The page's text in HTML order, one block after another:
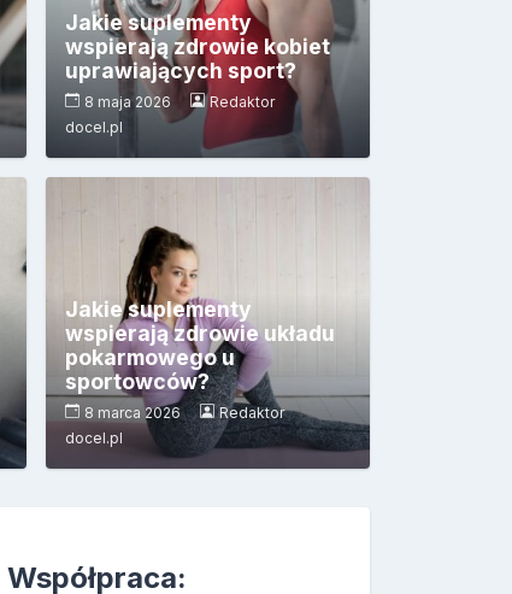
Jakie suplementy
wspierają zdrowie kobiet
uprawiających sport?
8 maja 2026
Redaktor
docel.pl
Jakie suplementy
wspierają zdrowie układu
pokarmowego u
sportowców?
8 marca 2026
Redaktor
docel.pl
Współpraca: